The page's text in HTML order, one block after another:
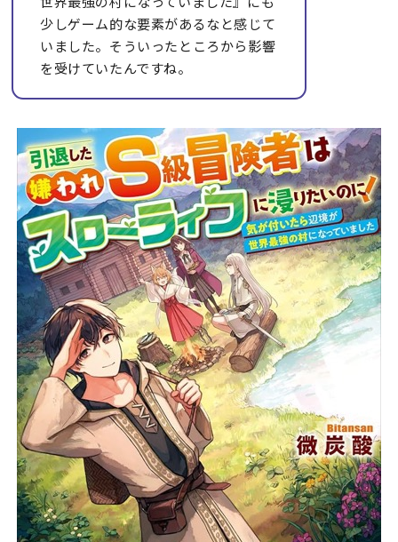
少しゲーム的な要素があるなと感じて
いました。そういったところから影響
を受けていたんですね。